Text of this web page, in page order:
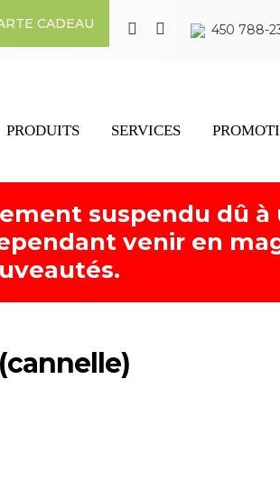
CADEAU 450 788-
PRODUITS SERVICES
suspendu dû à
venir en